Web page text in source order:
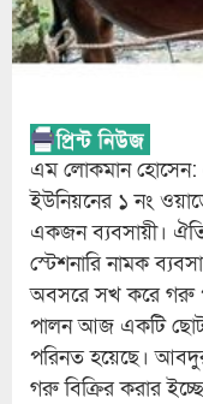
এম লোকমান হোসেন:
ইউনিয়নের ১ নং
একজন ব্যবসায়ী।
স্টেশনারি নামক
অবসরে সখ করে গরু
পালন আজ একটি ছোট -
পরিনত হয়েছে।
গরু বিক্রির করার